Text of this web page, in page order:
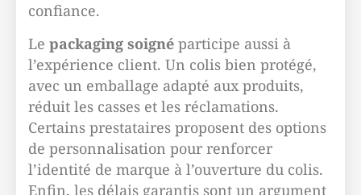
confiance.
Le packaging soigné participe aussi à
l’expérience client. Un colis bien protégé,
avec un emballage adapté aux produits,
réduit les casses et les réclamations.
Certains prestataires proposent des options
de personnalisation pour renforcer
l’identité de marque à l’ouverture du colis.
Enfin, les délais garantis sont un argument